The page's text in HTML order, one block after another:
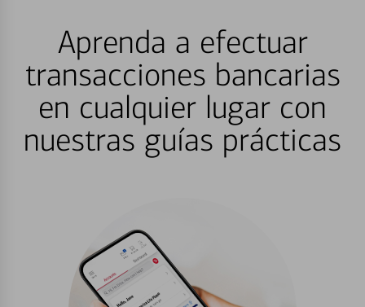
Aprenda a efectuar
transacciones bancarias
en cualquier lugar con
nuestras guías prácticas